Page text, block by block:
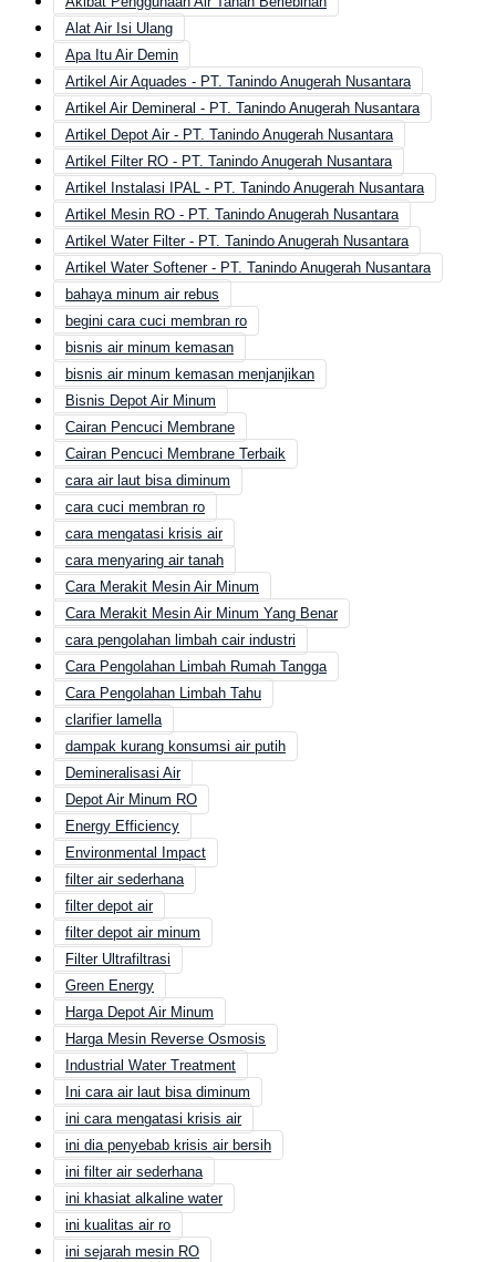
Alat Air Isi Ulang
Apa Itu Air Demin
Artikel Air Aquades - PT. Tanindo Anugerah Nusantara
Artikel Air Demineral - PT. Tanindo Anugerah Nusantara
Artikel Depot Air - PT. Tanindo Anugerah Nusantara
Artikel Filter RO - PT. Tanindo Anugerah Nusantara
Artikel Instalasi IPAL - PT. Tanindo Anugerah Nusantara
Artikel Mesin RO - PT. Tanindo Anugerah Nusantara
Artikel Water Filter - PT. Tanindo Anugerah Nusantara
Artikel Water Softener - PT. Tanindo Anugerah Nusantara
bahaya minum air rebus
begini cara cuci membran ro
bisnis air minum kemasan
bisnis air minum kemasan menjanjikan
Bisnis Depot Air Minum
Cairan Pencuci Membrane
Cairan Pencuci Membrane Terbaik
cara air laut bisa diminum
cara cuci membran ro
cara mengatasi krisis air
cara menyaring air tanah
Cara Merakit Mesin Air Minum
Cara Merakit Mesin Air Minum Yang Benar
cara pengolahan limbah cair industri
Cara Pengolahan Limbah Rumah Tangga
Cara Pengolahan Limbah Tahu
clarifier lamella
dampak kurang konsumsi air putih
Demineralisasi Air
Depot Air Minum RO
Energy Efficiency
Environmental Impact
filter air sederhana
filter depot air
filter depot air minum
Filter Ultrafiltrasi
Green Energy
Harga Depot Air Minum
Harga Mesin Reverse Osmosis
Industrial Water Treatment
Ini cara air laut bisa diminum
ini cara mengatasi krisis air
ini dia penyebab krisis air bersih
ini filter air sederhana
ini khasiat alkaline water
ini kualitas air ro
ini sejarah mesin RO